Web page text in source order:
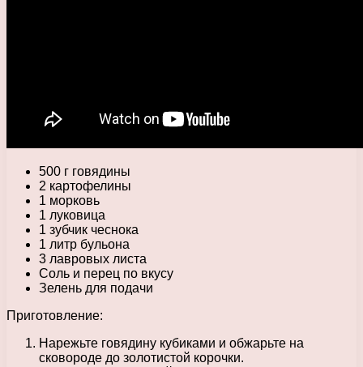
500 г говядины
2 картофелины
1 морковь
1 луковица
1 зубчик чеснока
1 литр бульона
3 лавровых листа
Соль и перец по вкусу
Зелень для подачи
Приготовление:
Нарежьте говядину кубиками и обжарьте на
сковороде до золотистой корочки.